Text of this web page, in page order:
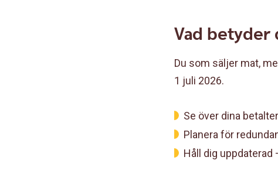
Vad betyder
Du som säljer mat,
1 juli 2026.
Se över dina
Planera för
Håll dig uppdaterad